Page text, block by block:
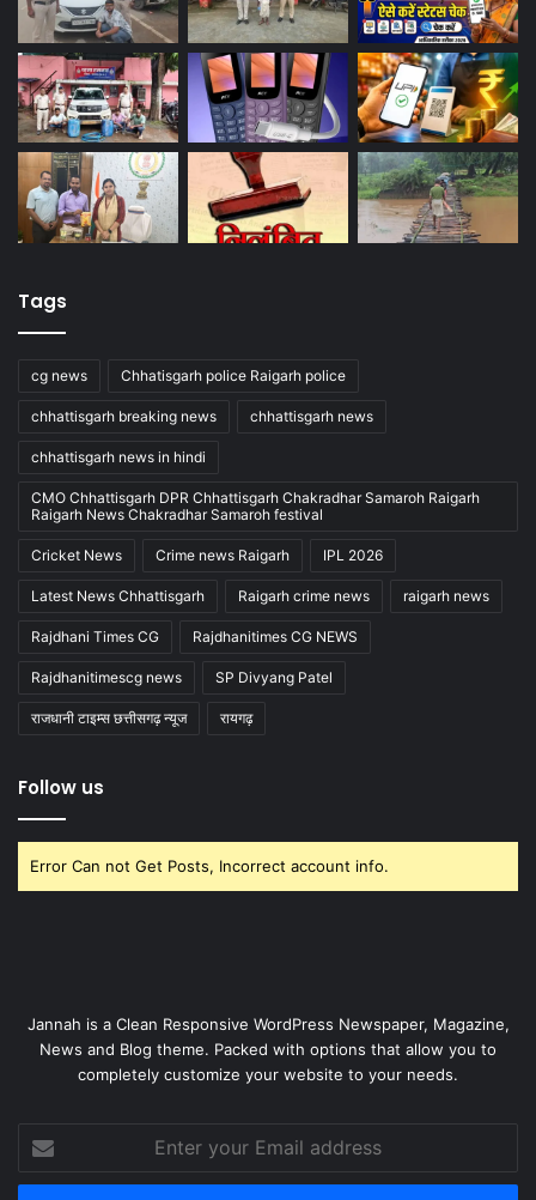
Tags
cg news Chhatisgarh police Raigarh police
chhattisgarh breaking news chhattisgarh news
chhattisgarh news in hindi
CMO Chhattisgarh DPR Chhattisgarh Chakradhar Samaroh Raigarh
Raigarh News Chakradhar Samaroh festival
Cricket News Crime news Raigarh IPL 2026
Latest News Chhattisgarh Raigarh crime news raigarh news
Rajdhani Times CG Rajdhanitimes CG NEWS
Rajdhanitimescg news SP Divyang Patel
राजधानी टाइम्स छत्तीसगढ़ न्यूज रायगढ़
Follow us
Error Can not Get Posts, Incorrect account info.
Jannah is a Clean Responsive WordPress Newspaper, Magazine,
News and Blog theme. Packed with options that allow you to
completely customize your website to your needs.
your
Email